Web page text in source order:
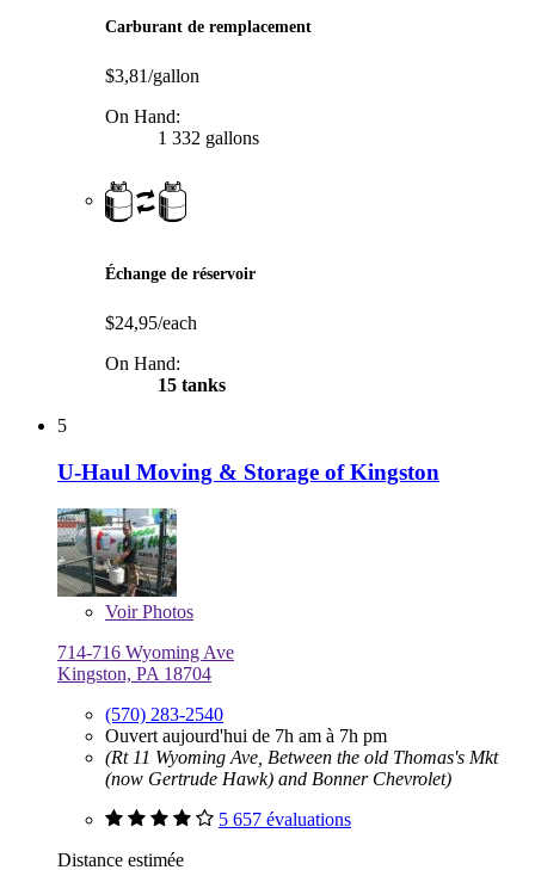
Carburant de remplacement
$3,81/gallon
On Hand:
1 332 gallons
Échange de réservoir
$24,95/each
On Hand:
15 tanks
5
U-Haul Moving & Storage of Kingston
VoirPhotos
714-716 Wyoming Ave
Kingston, PA 18704
(570) 283-2540
Ouvert aujourd'hui de 7h am à 7h pm
(Rt 11 Wyoming Ave, Between the old Thomas's Mkt
(now Gertrude Hawk) and Bonner Chevrolet)
5 657 évaluations
Distance estimée